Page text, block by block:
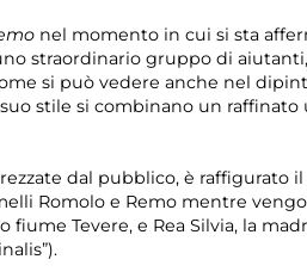
nel momento in cui si sta
straordinario gruppo di
si può vedere anche nel
stile si combinano un
dal pubblico, è raffigurato
Romolo e Remo mentre
fiume Tevere, e Rea Silvia, la